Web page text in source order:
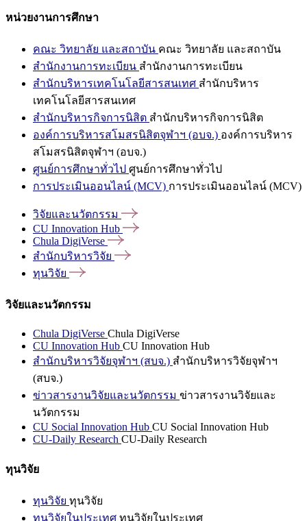
หน่วยงานการศึกษา
คณะ วิทยาลัย และสถาบัน คณะ วิทยาลัย และสถาบัน
สำนักงานการทะเบียน สำนักงานการทะเบียน
สำนักบริหารเทคโนโลยีสารสนเทศ สำนักบริหาร
เทคโนโลยีสารสนเทศ
สำนักบริหารกิจการนิสิต สำนักบริหารกิจการนิสิต
องค์การบริหารสโมสรนิสิตจุฬาฯ (อบจ.) องค์การบริหาร
สโมสรนิสิตจุฬาฯ (อบจ.)
ศูนย์การศึกษาทั่วไป ศูนย์การศึกษาทั่วไป
การประเมินออนไลน์ (MCV) การประเมินออนไลน์ (MCV)
วิจัยและนวัตกรรม
CU Innovation Hub
Chula DigiVerse
สำนักบริหารวิจัย
ทุนวิจัย
วิจัยและนวัตกรรม
Chula DigiVerse Chula DigiVerse
CU Innovation Hub CU Innovation Hub
สำนักบริหารวิจัยจุฬาฯ (สบจ.) สำนักบริหารวิจัยจุฬาฯ
(สบจ.)
ข่าวสารงานวิจัยและนวัตกรรม ข่าวสารงานวิจัยและ
นวัตกรรม
CU Social Innovation Hub CU Social Innovation Hub
CU-Daily Research CU-Daily Research
ทุนวิจัย
ทุนวิจัย ทุนวิจัย
ทุนวิจัยในประเทศ ทุนวิจัยในประเทศ